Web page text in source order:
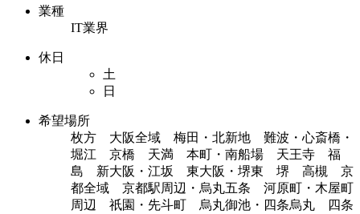
業種
IT業界
休日
土
日
希望場所
枚方 大阪全域 梅田・北新地 難波・心斎橋・
堀江 京橋 天満 本町・南船場 天王寺 福
島 新大阪・江坂 東大阪・堺東 堺 高槻 京
都全域 京都駅周辺・烏丸五条 河原町・木屋町
周辺 祇園・先斗町 烏丸御池・四条烏丸 四条